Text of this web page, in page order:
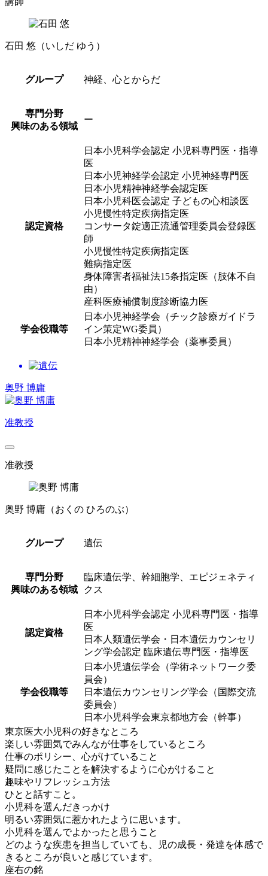
石田 悠 （いしだ ゆう）
グループ 神経、心とからだ
専門分野
興味のある領域
ー
認定資格
日本小児科学会認定 小児科専門医・指導
医
日本小児神経学会認定 小児神経専門医
日本小児精神神経学会認定医
日本小児科医会認定 子どもの心相談医
小児慢性特定疾病指定医
コンサータ錠適正流通管理委員会登録医
師
小児慢性特定疾病指定医
難病指定医
身体障害者福祉法15条指定医（肢体不自
由）
産科医療補償制度診断協力医
学会役職等
日本小児神経学会（チック診療ガイドラ
イン策定WG委員）
日本小児精神神経学会（薬事委員）
奥野 博庸
准教授
准教授
奥野 博庸 （おくの ひろのぶ）
グループ 遺伝
専門分野
興味のある領域
臨床遺伝学、幹細胞学、エピジェネティ
クス
認定資格
日本小児科学会認定 小児科専門医・指導
医
日本人類遺伝学会・日本遺伝カウンセリ
ング学会認定 臨床遺伝専門医・指導医
学会役職等
日本小児遺伝学会（学術ネットワーク委
員会）
日本遺伝カウンセリング学会（国際交流
委員会）
日本小児科学会東京都地方会（幹事）
東京医大小児科の好きなところ
楽しい雰囲気でみんなが仕事をしているところ
仕事のポリシー、心がけていること
疑問に感じたことを解決するように心がけること
趣味やリフレッシュ方法
ひとと話すこと。
小児科を選んだきっかけ
明るい雰囲気に惹かれたように思います。
小児科を選んでよかったと思うこと
どのような疾患を担当していても、児の成長・発達を体感で
きるところが良いと感じています。
座右の銘